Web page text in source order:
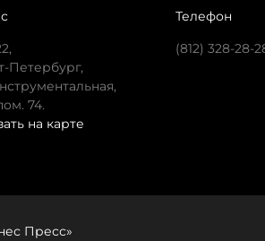
Петербург,
74.
на карте
Телефон
(812) 328-28-
Пресс»